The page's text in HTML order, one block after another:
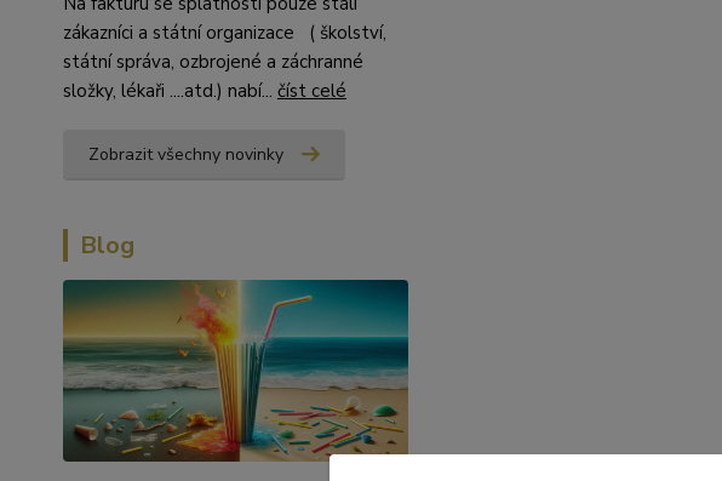
zákazníci a státní organizace ( školství,
státní správa, ozbrojené a záchranné
složky, lékaři ....atd.) nabí... číst celé
Zobrazit všechny novinky
Blog